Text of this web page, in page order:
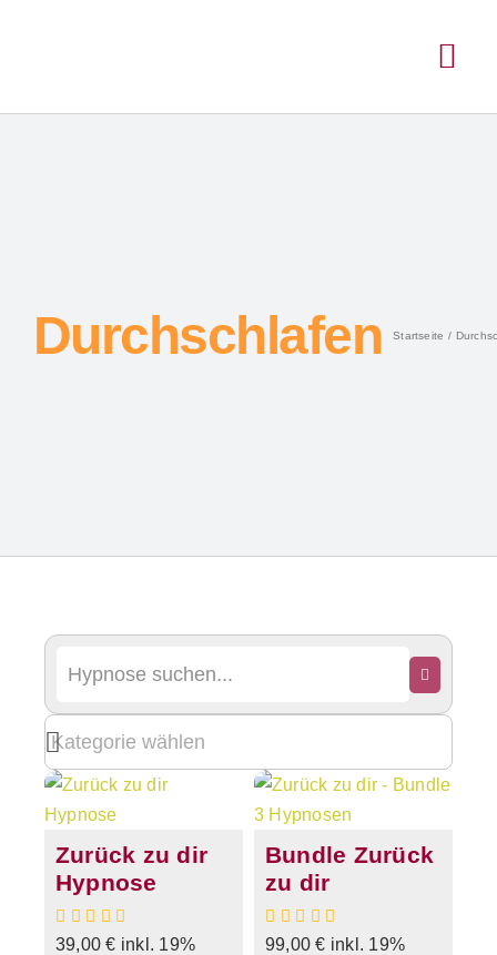
Durchschlafen Startseite
Zurück zu dir
Hypnose
39,00€ inkl. 19%
Bundle Zurück
zu dir
99,00€ inkl. 19%